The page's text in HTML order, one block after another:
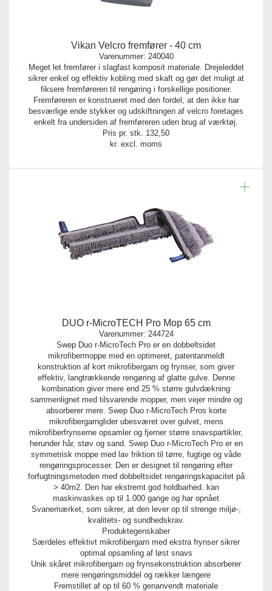
Vikan Velcro fremfører - 40 cm
Varenummer: 240040
Meget let fremfører i slagfast komposit materiale. Drejeleddet
sikrer enkel og effektiv kobling med skaft og gør det muligt at
fiksere fremføreren til rengøring i forskellige positioner.
Fremføreren er konstrueret med den fordel, at den ikke har
besværlige ende stykker og udskiftningen af velcro foretages
enkelt fra undersiden af fremføreren uden brug af værktøj.
Pris pr. stk. 132,50
kr. excl. moms
DUO r-MicroTECH Pro Mop 65 cm
Varenummer: 244724
Swep Duo r-MicroTech Pro er en dobbeltsidet
mikrofibermoppe med en optimeret, patentanmeldt
konstruktion af kort mikrofibergarn og frynser, som giver
effektiv, langtrækkende rengøring af glatte gulve. Denne
kombination giver mere end 25 % større gulvdækning
sammenlignet med tilsvarende mopper, men vejer mindre og
absorberer mere. Swep Duo r-MicroTech Pros korte
mikrofibergarnglider ubesværet over gulvet, mens
mikrofiberfrynserne opsamler og fjerner større snavspartikler,
herunder hår, støv og sand. Swep Duo r-MicroTech Pro er en
symmetrisk moppe med lav friktion til tørre, fugtige og våde
rengøringsprocesser. Den er designet til rengøring efter
forfugtningsmetoden med dobbeltsidet rengøringskapacitet på
> 40m2. Den har ekstremt god holdbarhed. kan
maskinvaskes op til 1.000 gange og har opnået
Svanemærket, som sikrer, at den lever op til strenge miljø-,
kvalitets- og sundhedskrav.
Produktegenskaber
Særdeles effektivt mikrofibergarn med ekstra frynser sikrer
optimal opsamling af løst snavs
Unik skåret mikrofibergarn og frynsekonstruktion absorberer
mere rengøringsmiddel og rækker længere
Fremstillet af op til 60 % genanvendt materiale